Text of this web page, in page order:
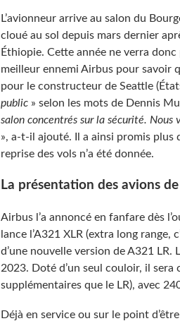
L’avionneur arrive au salon du
cloué au sol depuis mars dernier
Éthiopie. Cette année ne verra
meilleur ennemi Airbus pour savoir
pour le constructeur de Seattle
public» selon les mots de Dennis
salon concentrés sur la sécurité. Nous
», a-t-il ajouté. Il a ainsi promis plus
reprise des vols n’a été donnée.
La présentation des avions
Airbus l’a annoncé en fanfare dès
lance l’A321 XLR (extra long range,
d’une nouvelle version de A321
2023. Doté d’un seul couloir, il
supplémentaires que le LR), avec
Déjà en service ou sur le point